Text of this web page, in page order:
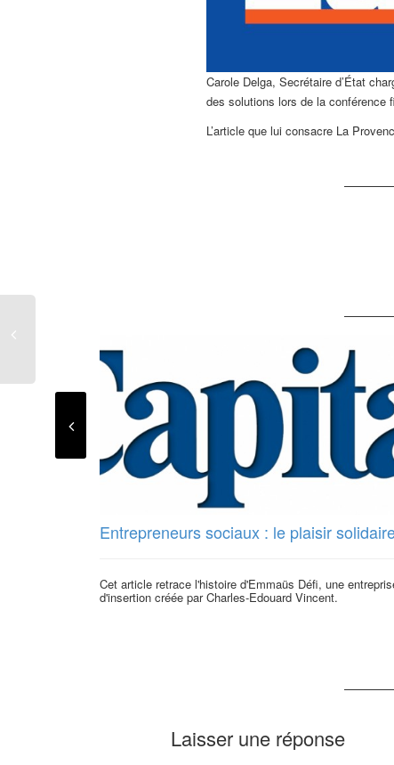
Carole Delga, Secrétaire d’État
des solutions lors de la conférence
L’article que lui consacre La
Entrepreneurs sociaux : le plaisir
Cet article retrace l'histoire d'Emmaüs Défi, une
d'insertion créée par Charles-Edouard Vincent.
Laisser une réponse